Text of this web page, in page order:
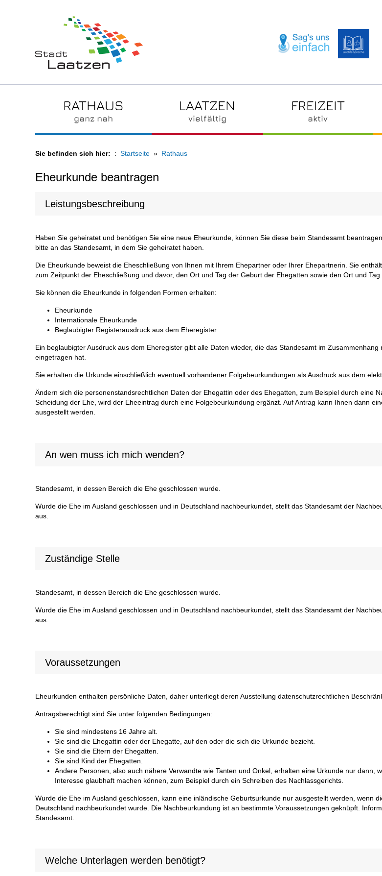
RATHAUS
ganz nah
LAATZEN
vielfältig
FREIZEIT
aktiv
Sie befinden sich hier: Startseite Rathaus
Eheurkunde beantragen
Leistungsbeschreibung
Haben Sie geheiratet und benötigen Sie eine neue Eheurkunde, können Sie diese beim Standesamt
bitte an das Standesamt, in dem Sie geheiratet haben.
Die Eheurkunde beweist die Eheschließung von Ihnen mit Ihrem Ehepartner oder Ihrer Ehepartnerin. Sie
zum Zeitpunkt der Eheschließung und davor, den Ort und Tag der Geburt der Ehegatten sowie den Ort und Tag
Sie können die Eheurkunde in folgenden Formen erhalten:
Eheurkunde
Internationale Eheurkunde
Beglaubigter Registerausdruck aus dem Eheregister
Ein beglaubigter Ausdruck aus dem Eheregister gibt alle Daten wieder, die das Standesamt im Zusammenhang
eingetragen hat.
Sie erhalten die Urkunde einschließlich eventuell vorhandener Folgebeurkundungen als Ausdruck aus dem
Ändern sich die personenstandsrechtlichen Daten der Ehegattin oder des Ehegatten, zum Beispiel durch eine
Scheidung der Ehe, wird der Eheeintrag durch eine Folgebeurkundung ergänzt. Auf Antrag kann Ihnen dann
ausgestellt werden.
An wen muss ich mich wenden?
Standesamt, in dessen Bereich die Ehe geschlossen wurde.
Wurde die Ehe im Ausland geschlossen und in Deutschland nachbeurkundet, stellt das Standesamt der
aus.
Zuständige Stelle
Standesamt, in dessen Bereich die Ehe geschlossen wurde.
Wurde die Ehe im Ausland geschlossen und in Deutschland nachbeurkundet, stellt das Standesamt der
aus.
Voraussetzungen
Eheurkunden enthalten persönliche Daten, daher unterliegt deren Ausstellung datenschutzrechtlichen
Antragsberechtigt sind Sie unter folgenden Bedingungen:
Sie sind mindestens 16 Jahre alt.
Sie sind die Ehegattin oder der Ehegatte, auf den oder die sich die Urkunde bezieht.
Sie sind die Eltern der Ehegatten.
Sie sind Kind der Ehegatten.
Andere Personen, also auch nähere Verwandte wie Tanten und Onkel, erhalten eine Urkunde nur dann,
Interesse glaubhaft machen können, zum Beispiel durch ein Schreiben des Nachlassgerichts.
Wurde die Ehe im Ausland geschlossen, kann eine inländische Geburtsurkunde nur ausgestellt werden, wenn
Deutschland nachbeurkundet wurde. Die Nachbeurkundung ist an bestimmte Voraussetzungen geknüpft.
Standesamt.
Welche Unterlagen werden benötigt?